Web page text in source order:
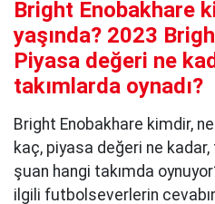
Bright Enobakhare
yaşında? 2023
Piyasa değeri ne
takımlarda oynadı?
Bright Enobakhare kimdir,
kaç, piyasa değeri ne
şuan hangi takımda
ilgili futbolseverlerin